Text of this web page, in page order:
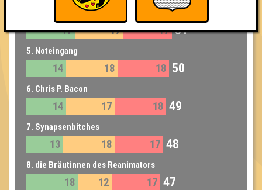
17 17 17 51
5. Noteingang
14 18 18 50
6. Chris P. Bacon
14 17 18 49
7. Synapsenbitches
13 18 17 48
8. die Bräutinnen des Reanimators
18 12 17 47